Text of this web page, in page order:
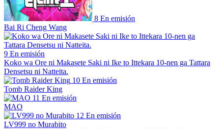
8 En emisión
Bai Ri Cheng Wang
9 En emisión
Koko wa Ore ni Makasete Saki ni Ike to Ittekara 10-nen ga Tattara
Densetsu ni Natteita.
10 En emisión
Tomb Raider King
11 En emisión
MAO
12 En emisión
LV999 no Murabito